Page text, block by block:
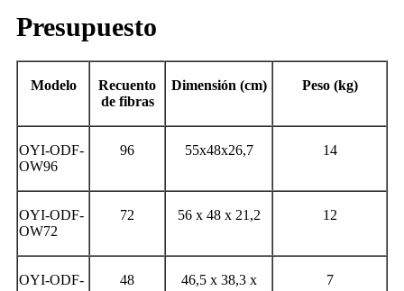
Presupuesto
Modelo
Recuento
de fibras
Dimensión (cm) Peso (kg)
OYI-ODF-
OW96
96 55x48x26,7 14
OYI-ODF-
OW72
72 56 x 48 x 21,2 12
OYI-ODF-
48
46,5 x 38,3 x
7